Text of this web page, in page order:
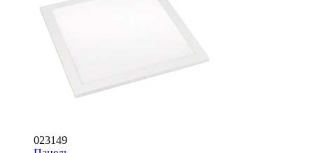
023149